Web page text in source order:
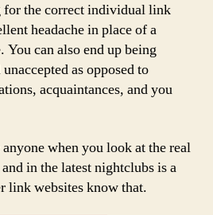
Transgender
Dating
sites?
for the correct individual link
headache in place of a
can also end up being
as opposed to
acquaintances, and you
when you look at the real
in the latest nightclubs is a
link websites know that.